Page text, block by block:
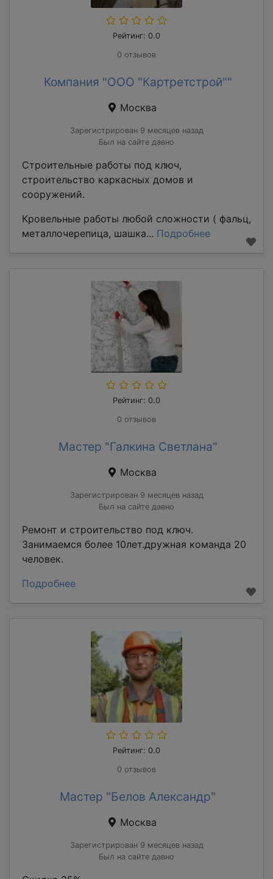
Рейтинг: 0.0
0 отзывов
Компания "ООО "Картретстрой""
Москва
Зарегистрирован 9 месяцев назад
Был на сайте давно
Строительные работы под ключ,
строительство каркасных домов и
сооружений.
Кровельные работы любой сложности ( фальц,
металлочерепица, шашка... Подробнее
Рейтинг: 0.0
0 отзывов
Мастер "Галкина Светлана"
Москва
Зарегистрирован 9 месяцев назад
Был на сайте давно
Ремонт и строительство под ключ.
Занимаемся более 10лет.дружная команда 20
человек.
Подробнее
Рейтинг: 0.0
0 отзывов
Мастер "Белов Александр"
Москва
Зарегистрирован 9 месяцев назад
Был на сайте давно